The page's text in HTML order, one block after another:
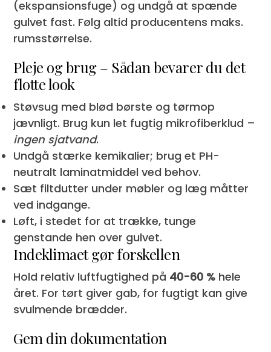
(ekspansionsfuge) og undgå at spænde
gulvet fast. Følg altid producentens maks.
rumsstørrelse.
Pleje og brug – Sådan bevarer du det
flotte look
Støvsug med blød børste og tørmop
jævnligt. Brug kun let fugtig mikrofiberklud –
ingen sjat­vand.
Undgå stærke kemikalier; brug et PH-
neutralt laminat­middel ved behov.
Sæt filtdutter under møbler og læg måtter
ved indgange.
Løft, i stedet for at trække, tunge
genstande hen over gulvet.
Indeklimaet gør forskellen
Hold relativ luftfugtighed på 40-60 % hele
året. For tørt giver gab, for fugtigt kan give
svulmende brædder.
Gem din dokumentation